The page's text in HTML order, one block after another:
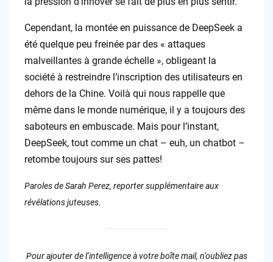
Cependant, la montée en puissance de DeepSeek a
été quelque peu freinée par des « attaques
malveillantes à grande échelle », obligeant la
société à restreindre l’inscription des utilisateurs en
dehors de la Chine. Voilà qui nous rappelle que
même dans le monde numérique, il y a toujours des
saboteurs en embuscade. Mais pour l’instant,
DeepSeek, tout comme un chat – euh, un chatbot –
retombe toujours sur ses pattes!
Paroles de Sarah Perez, reporter supplémentaire aux
révélations juteuses.
Pour ajouter de l’intelligence à votre boîte mail, n’oubliez pas